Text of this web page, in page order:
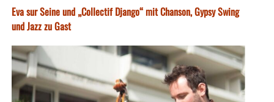
Eva sur Seine und „Collectif Django“ mit Chanson, Gypsy Swing
und Jazz zu Gast